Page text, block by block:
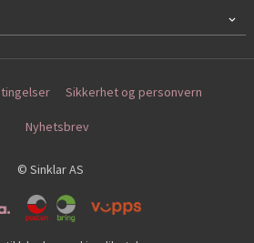
Sikkerhet og personvern
Nyhetsbrev
© Sinklar AS